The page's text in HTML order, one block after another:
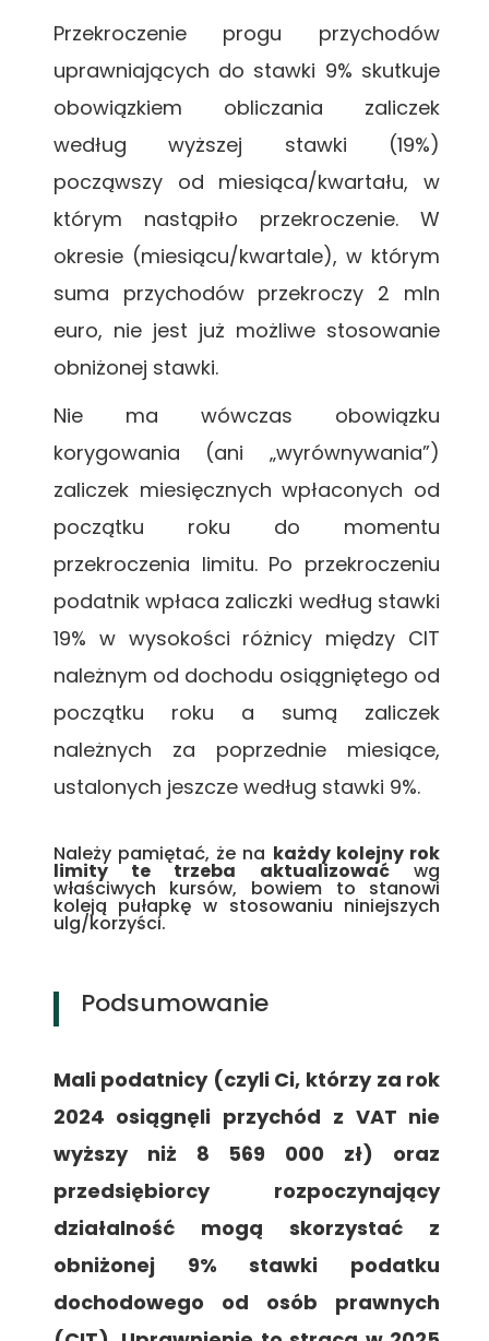
Przekroczenie progu przychodów
uprawniających do stawki 9% skutkuje
obowiązkiem obliczania zaliczek
według wyższej stawki (19%)
począwszy od miesiąca/kwartału, w
którym nastąpiło przekroczenie. W
okresie (miesiącu/kwartale), w którym
suma przychodów przekroczy 2 mln
euro, nie jest już możliwe stosowanie
obniżonej stawki.
Nie ma wówczas obowiązku
korygowania (ani „wyrównywania”)
zaliczek miesięcznych wpłaconych od
początku roku do momentu
przekroczenia limitu. Po przekroczeniu
podatnik wpłaca zaliczki według stawki
19% w wysokości różnicy między CIT
należnym od dochodu osiągniętego od
początku roku a sumą zaliczek
należnych za poprzednie miesiące,
ustalonych jeszcze według stawki 9%.
Należy pamiętać, że na każdy kolejny rok
limity te trzeba aktualizowaćwg
właściwych kursów, bowiem to stanowi
koleją pułapkę w stosowaniu niniejszych
ulg/korzyści.
Podsumowanie
Mali podatnicy (czyli Ci, którzy za rok
2024 osiągnęli przychód z VAT nie
wyższy niż 8 569 000 zł) oraz
przedsiębiorcy rozpoczynający
działalność mogą skorzystać z
obniżonej 9% stawki podatku
dochodowego od osób prawnych